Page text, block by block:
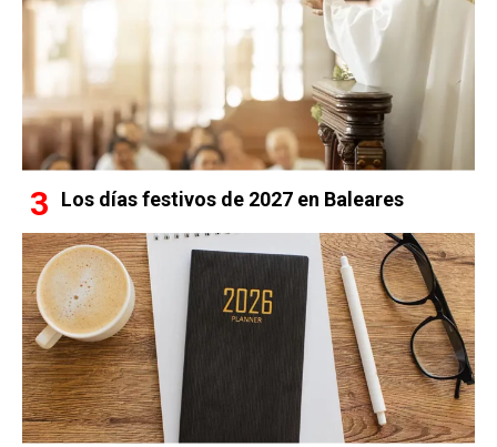
Los días festivos de 2027 en Baleares